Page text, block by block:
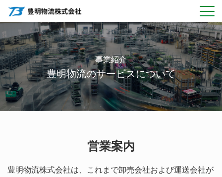
Skip
content
事業紹介
豊明物流のサービスについて
営業案内
豊明物流株式会社は、これまで卸売会社および運送会社が